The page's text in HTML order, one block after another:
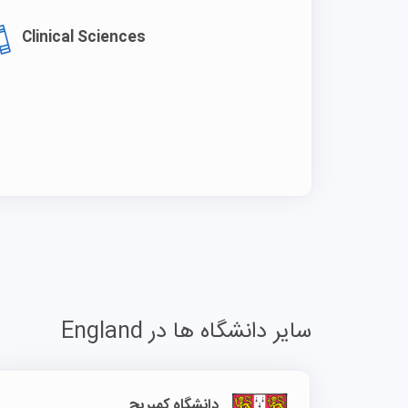
Clinical Sciences
سایر دانشگاه ها در England